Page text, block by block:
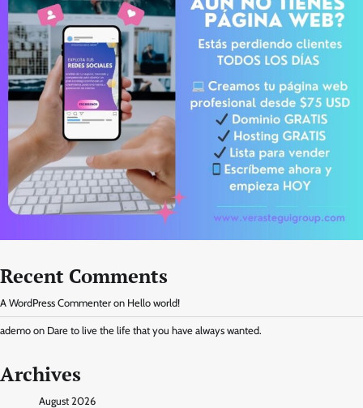
Recent Comments
A WordPress Commenter on Hello world!
ademo on Dare to live the life that you have always wanted.
Archives
August 2026